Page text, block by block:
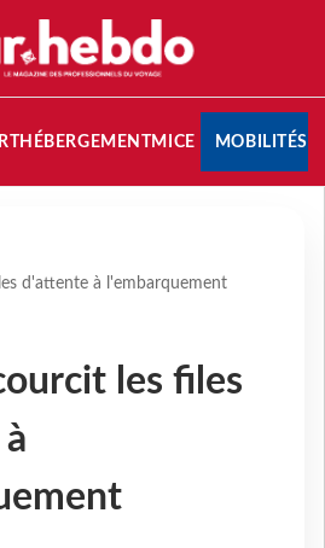
HÉBERGEMENTMICE MOBILITÉS
d'attente à l'embarquement
les files